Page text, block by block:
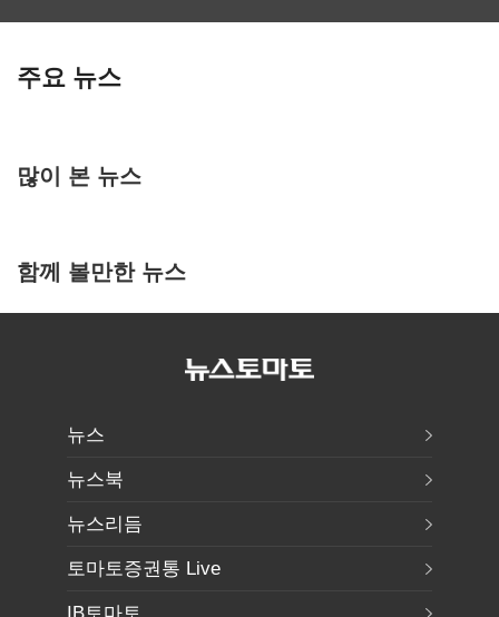
주요 뉴스
많이 본 뉴스
함께 볼만한 뉴스
뉴스
뉴스북
뉴스리듬
토마토증권통 Live